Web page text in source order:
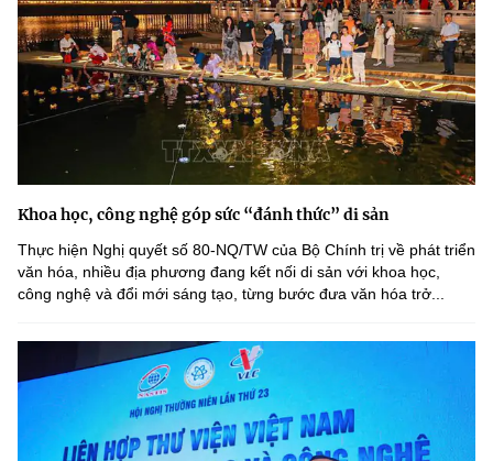
Khoa học, công nghệ góp sức “đánh thức” di sản
Thực hiện Nghị quyết số 80-NQ/TW của Bộ Chính trị về phát triển
văn hóa, nhiều địa phương đang kết nối di sản với khoa học,
công nghệ và đổi mới sáng tạo, từng bước đưa văn hóa trở...